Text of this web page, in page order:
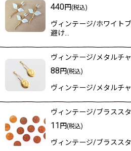
440円(税込)
ヴィンテージ/ホワイト
避け…
ヴィンテージ/メタルチ
88円(税込)
ヴィンテージ/メタルチ
ヴィンテージ/ブラスス
11 円(税込)
ヴィンテージ/ブラスス